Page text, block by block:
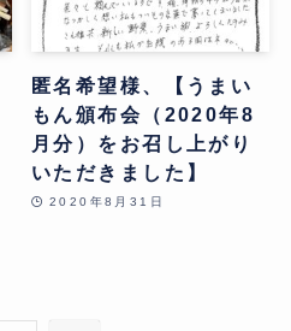
匿名希望様、【うまい
もん頒布会（2020年8
月分）をお召し上がり
いただきました】
2020年8月31日